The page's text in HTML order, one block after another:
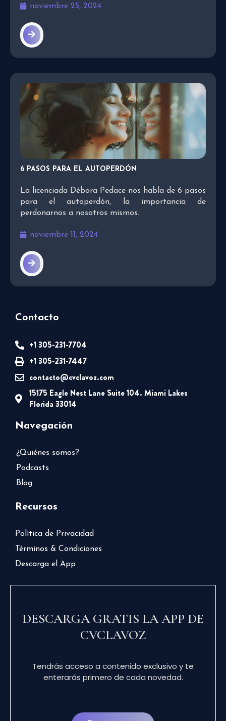
noviembre 25, 2024
6 PASOS PARA EL AUTOPERDÓN
La licenciada Débora Pedace nos habla de 6 pasos
para el autoperdón, la importancia de
perdonarnos a nosotros mismos.
noviembre 11, 2024
Contacto
+1 305-231-7704
+1 305-231-7447
contacto@cvclavoz.com
15175 Eagle Nest Lane Suite 104. Miami Lakes
Florida 33014
Navegación
¿Quiénes somos?
Podcasts
Blog
Recursos
Política de Privacidad
Términos & Condiciones
Descarga el App
DESCARGA GRATIS LA APP DE
CVCLAVOZ
Tendrás acceso a contenido exclusivo y te
enterarás primero de cada novedad.